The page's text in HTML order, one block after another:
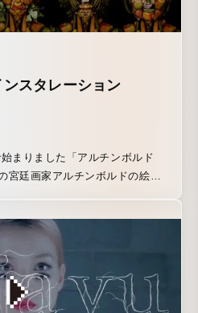
スタレーション
まりました「アルチンボルド
宮廷画家アルチンボルドの絵画
ンスタレーションの開発過程を